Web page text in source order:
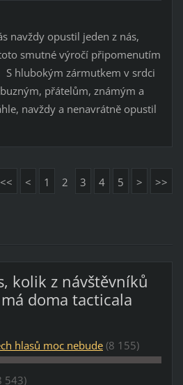
navždy opustil jeden z nás,
smutné výročí připomenutím
hlubokým zármutkem v srdci
přátelům, známým a
navždy a nenavrátně opustil
<< < 1 2 3 4 5 > >>
kolik z návštěvníků
doma tacticala
hlasů moc nebude (8 155)
543)